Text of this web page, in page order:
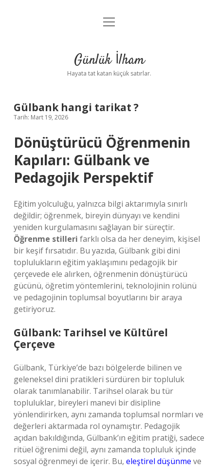
Anasayfa
Yasal Uyarı
menüyü
Günlük İlham
Hayata tat katan küçük satırlar.
Gülbank hangi tarikat ?
Tarih: Mart 19, 2026
Dönüştürücü Öğrenmenin
Kapıları: Gülbank ve
Pedagojik Perspektif
Eğitim yolculuğu, yalnızca bilgi aktarımıyla sınırlı
değildir; öğrenmek, bireyin dünyayı ve kendini
yeniden kurgulamasını sağlayan bir süreçtir.
Öğrenme stilleri farklı olsa da her deneyim, kişisel
bir keşif fırsatıdır. Bu yazıda, Gülbank gibi dini
toplulukların eğitim yaklaşımını pedagojik bir
çerçevede ele alırken, öğrenmenin dönüştürücü
gücünü, öğretim yöntemlerini, teknolojinin rolünü
ve pedagojinin toplumsal boyutlarını bir araya
getiriyoruz.
Gülbank: Tarihsel ve Kültürel
Çerçeve
Gülbank, Türkiye’de bazı bölgelerde bilinen ve
geleneksel dini pratikleri sürdüren bir topluluk
olarak tanımlanabilir. Tarihsel olarak bu tür
topluluklar, bireyleri manevi bir disipline
yönlendirirken, aynı zamanda toplumsal normları ve
değerleri aktarmada rol oynamıştır. Pedagojik
açıdan bakıldığında, Gülbank’ın eğitim pratiği, sadece
ritüel öğrenimi değil, aynı zamanda topluluk içinde
sosyal öğrenmeyi de içerir. Bu, eleştirel düşünme ve